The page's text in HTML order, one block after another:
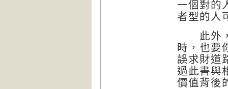
一個對的
者型的人
此外，
時，也要
誤求財道
過此書與
價值背後